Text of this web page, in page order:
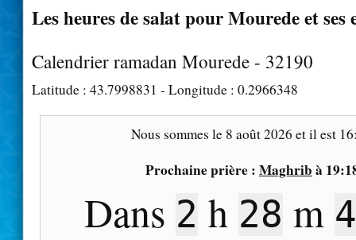
Les heures de salat pour Mourede et ses
Calendrier ramadan Mourede - 32190
Latitude : 43.7998831 - Longitude : 0.2966348
Nous sommes le 8 août 2026 et il est
Prochaine prière : Maghrib à
Dans 2 h 28 m